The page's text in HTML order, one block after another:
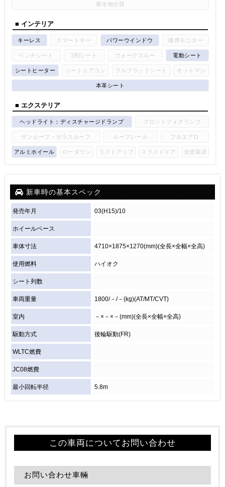
寒冷地仕様
■ インテリア
キーレス スマートキー パワーウインドウ 後席モニター
ベンチシート 3列シート ウォークスルー 電動シート
シートヒーター シートエアコン フルフラットシート オットマン
本革シート
■ エクステリア
ヘッドライト：ディスチャージドランプ フロントフォグランプ
サンルーフ・ガラスルーフ ルーフレール フルエアロ
アルミホイール ローダウン リフトアップ スライドドア 全塗装済
新車時の基本スペック
発売年月 03(H15)/10
ホイールベース
車体寸法 4710×1875×1270(mm)(全長×全幅×全高)
使用燃料 ハイオク
シート列数
車両重量 1800/－/－(kg)(AT/MT/CVT)
室内 －×－×－(mm)(全長×全幅×全高)
駆動方式 後輪駆動(FR)
WLTC燃費
JC08燃費
最小回転半径 5.8m
この車両についてお問い合わせ
お問い合わせ車輛